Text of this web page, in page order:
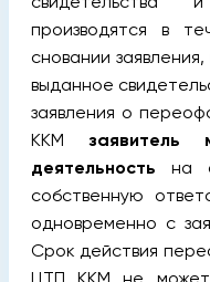
производятся в
сновании
выданное
заявления о
ККМ заявитель
деятельность на
собственную
одновременно с
Срок действия